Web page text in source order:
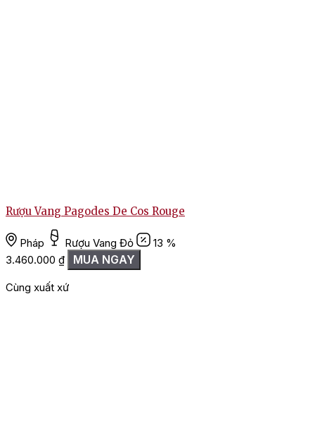
Rượu Vang Pagodes De Cos Rouge
Pháp Rượu Vang Đỏ
13 %
3.460.000 ₫ MUA NGAY
Cùng xuất xứ